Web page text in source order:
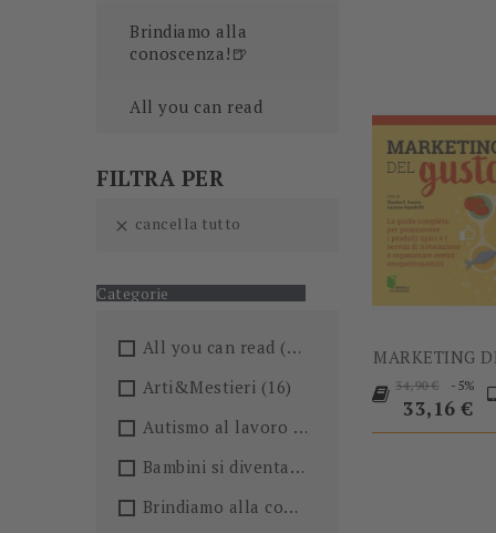
Brindiamo alla
conoscenza!🍺
All you can read
FILTRA PER
 cancella tutto
Categorie
All you can read (205)
Arti&Mestieri (16)
Autismo al lavoro
(5)
Bambini si diventa
(4)
Brindiamo alla conoscenza!🍺
MARKETING
Prezzo
base
34,90 € -5%
33,16 €